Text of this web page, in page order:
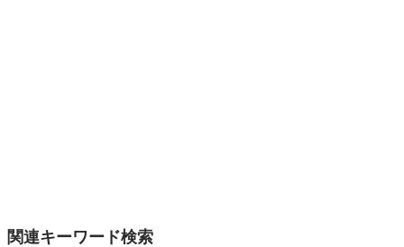
関連キーワード検索